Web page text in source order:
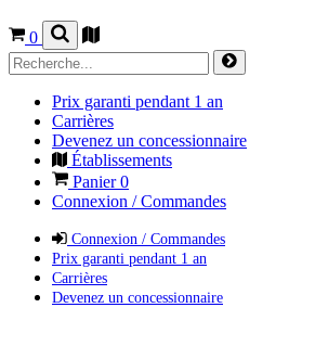
0
Prix garanti pendant 1 an
Carrières
Devenez un concessionnaire
Établissements
Panier0
Connexion / Commandes
Connexion / Commandes
Prix garanti pendant 1 an
Carrières
Devenez un concessionnaire